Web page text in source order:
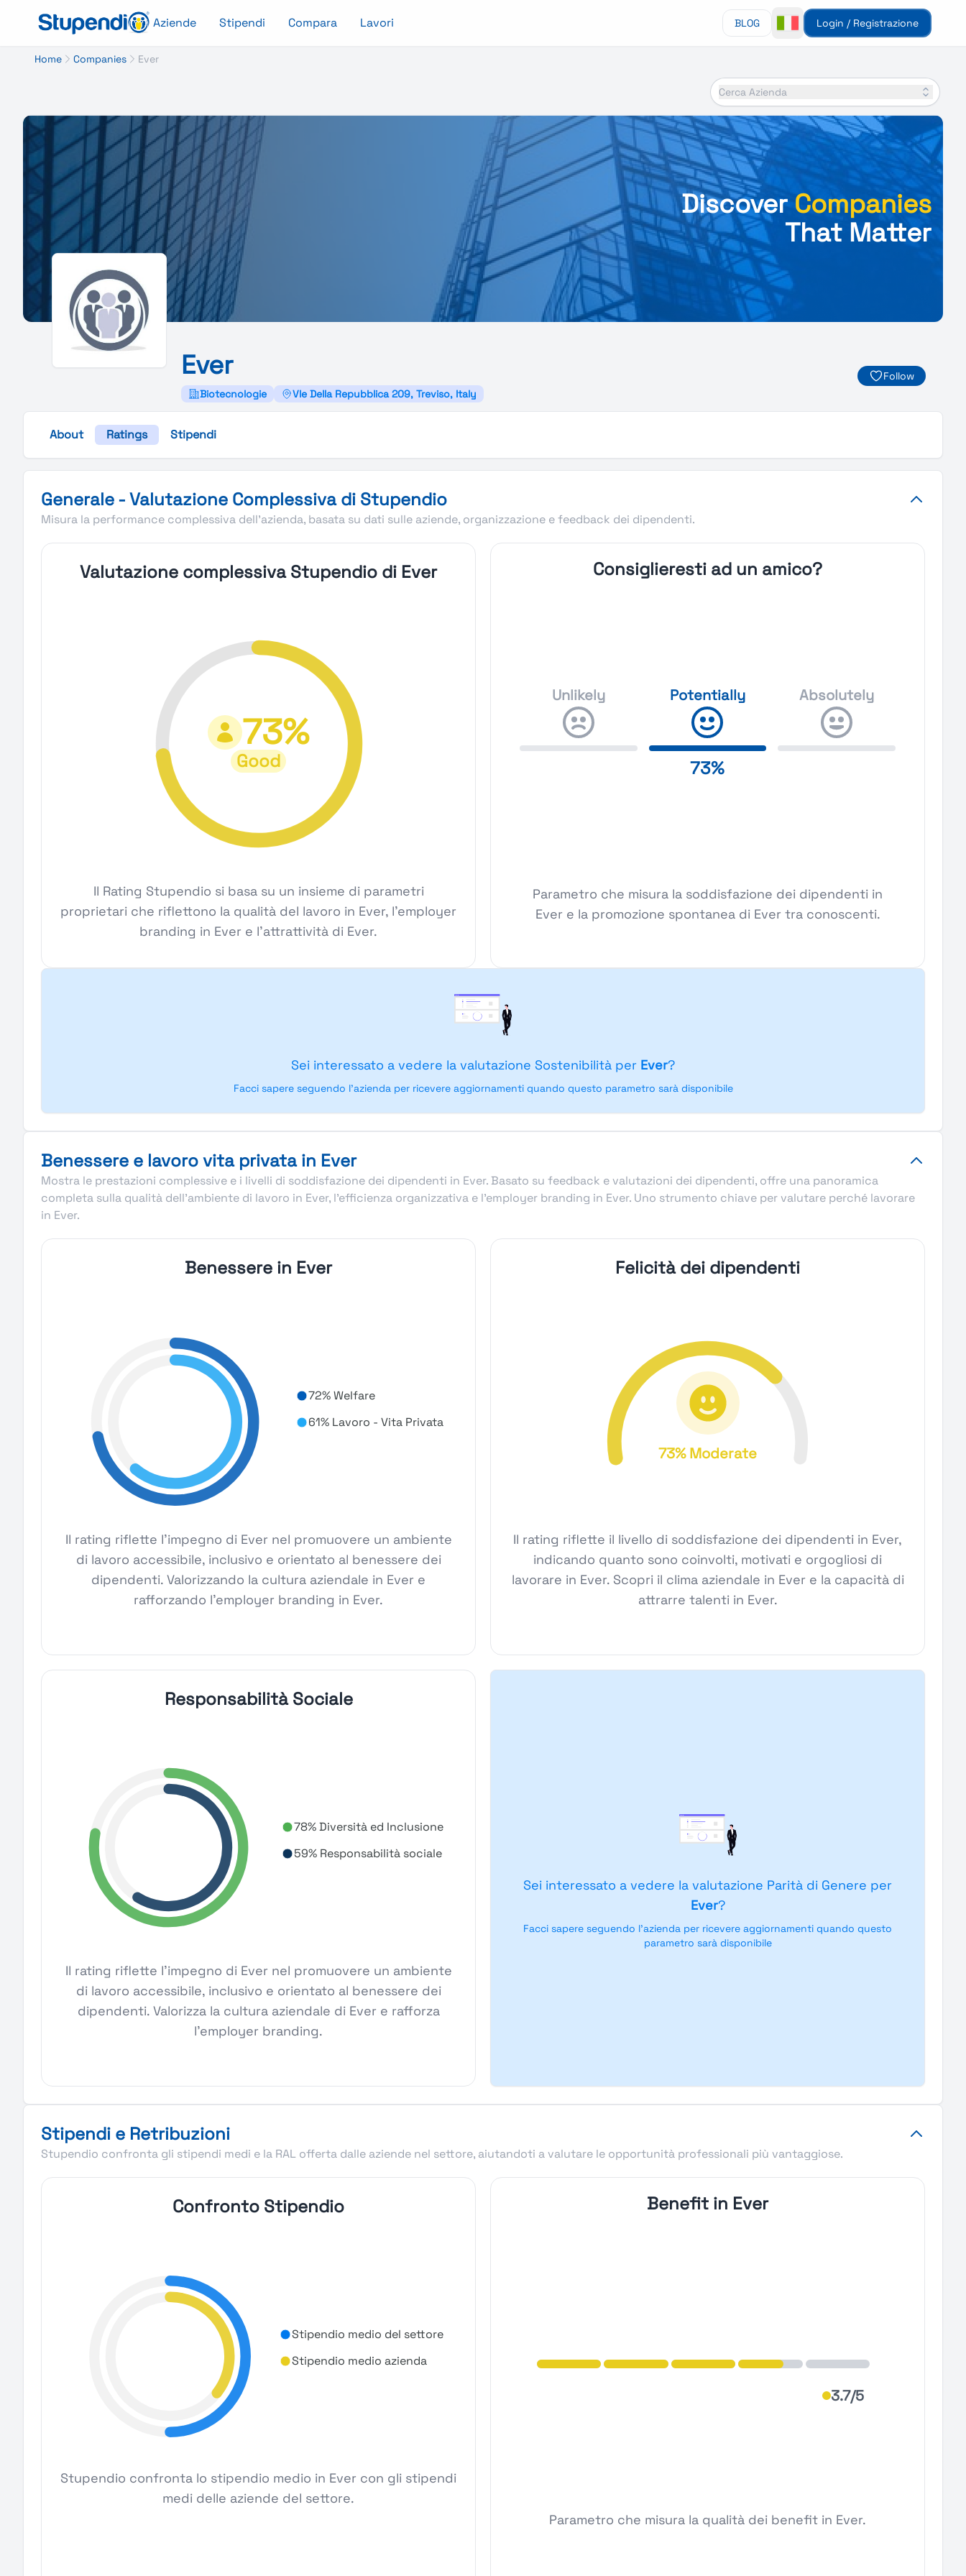
Aziende Stipendi Compara Lavori BLOG Login / Registrazione
Home Companies Ever
Cerca Azienda
DiscoverCompanies
That Matter
Ever
Biotecnologie Vle Della Repubblica 209, Treviso, Italy
Follow
About Ratings Stipendi
Generale - Valutazione Complessiva di Stupendio
Misura la performance complessiva dell'azienda, basata su dati sulle aziende, organizzazione e feedback dei dipendenti.
Valutazione complessiva Stupendio di Ever
73%
Good
Il Rating Stupendio si basa su un insieme di parametri
proprietari che riflettono la qualità del lavoro in Ever, l'employer
branding in Ever e l'attrattività di Ever.
Consiglieresti ad un amico?
Unlikely Potentially
73%
Absolutely
Parametro che misura la soddisfazione dei dipendenti in
Ever e la promozione spontanea di Ever tra conoscenti.
Sei interessato a vedere la valutazione Sostenibilità per Ever?
Facci sapere seguendo l'azienda per ricevere aggiornamenti quando questo parametro sarà disponibile
Benessere e lavoro vita privata in Ever
Mostra le prestazioni complessive e i livelli di soddisfazione dei dipendenti in Ever. Basato su feedback e valutazioni dei dipendenti, offre una panoramica
completa sulla qualità dell’ambiente di lavoro in Ever, l’efficienza organizzativa e l’employer branding in Ever. Uno strumento chiave per valutare perché lavorare
in Ever.
Benessere in Ever
72% Welfare
61% Lavoro - Vita Privata
Il rating riflette l'impegno di Ever nel promuovere un ambiente
di lavoro accessibile, inclusivo e orientato al benessere dei
dipendenti. Valorizzando la cultura aziendale in Ever e
rafforzando l'employer branding in Ever.
Felicità dei dipendenti
73% Moderate
Il rating riflette il livello di soddisfazione dei dipendenti in Ever,
indicando quanto sono coinvolti, motivati e orgogliosi di
lavorare in Ever. Scopri il clima aziendale in Ever e la capacità di
attrarre talenti in Ever.
Responsabilità Sociale
78% Diversità ed Inclusione
59% Responsabilità sociale
Il rating riflette l'impegno di Ever nel promuovere un ambiente
di lavoro accessibile, inclusivo e orientato al benessere dei
dipendenti. Valorizza la cultura aziendale di Ever e rafforza
l'employer branding.
Sei interessato a vedere la valutazione Parità di Genere per
Ever?
Facci sapere seguendo l'azienda per ricevere aggiornamenti quando questo
parametro sarà disponibile
Stipendi e Retribuzioni
Stupendio confronta gli stipendi medi e la RAL offerta dalle aziende nel settore, aiutandoti a valutare le opportunità professionali più vantaggiose.
Confronto Stipendio
Stipendio medio del settore
Stipendio medio azienda
Stupendio confronta lo stipendio medio in Ever con gli stipendi
medi delle aziende del settore.
Benefit in Ever
3.7/5
Parametro che misura la qualità dei benefit in Ever.